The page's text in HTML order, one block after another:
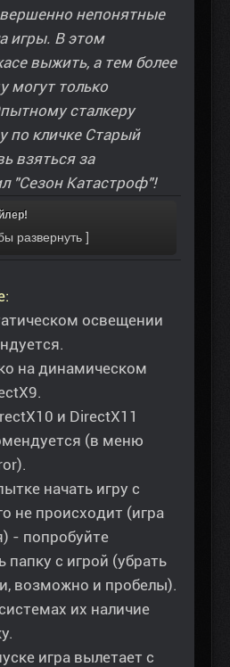
непонятные
игры. В этом
выжить, а тем более
могут только
сталкеру
по кличке Старый
взяться за
"Сезон Катастроф"!
освещении
на динамическом
и DirectX11
(в меню
начать игру с
не происходит (игра
- попробуйте
папку с игрой (убрать
возможно и пробелы).
их наличие
игра вылетает с